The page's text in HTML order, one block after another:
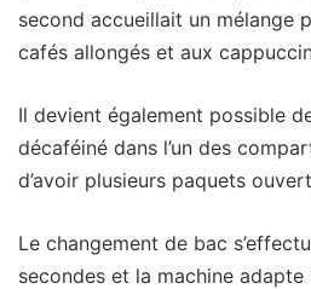
second accueillait un mélange
cafés allongés et aux
Il devient également possible
décaféiné dans l’un des
d’avoir plusieurs paquets
Le changement de bac
secondes et la machine